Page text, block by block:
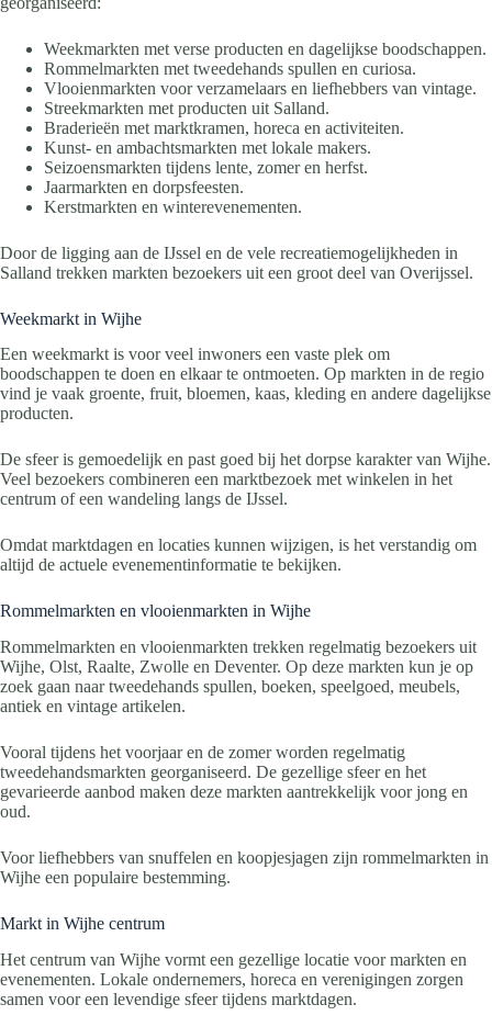
Weekmarkten met verse producten en dagelijkse boodschappen.
Rommelmarkten met tweedehands spullen en curiosa.
Vlooienmarkten voor verzamelaars en liefhebbers van vintage.
Streekmarkten met producten uit Salland.
Braderieën met marktkramen, horeca en activiteiten.
Kunst- en ambachtsmarkten met lokale makers.
Seizoensmarkten tijdens lente, zomer en herfst.
Jaarmarkten en dorpsfeesten.
Kerstmarkten en winterevenementen.
Door de ligging aan de IJssel en de vele recreatiemogelijkheden in
Salland trekken markten bezoekers uit een groot deel van Overijssel.
Weekmarkt in Wijhe
Een weekmarkt is voor veel inwoners een vaste plek om
boodschappen te doen en elkaar te ontmoeten. Op markten in de regio
vind je vaak groente, fruit, bloemen, kaas, kleding en andere dagelijkse
producten.
De sfeer is gemoedelijk en past goed bij het dorpse karakter van Wijhe.
Veel bezoekers combineren een marktbezoek met winkelen in het
centrum of een wandeling langs de IJssel.
Omdat marktdagen en locaties kunnen wijzigen, is het verstandig om
altijd de actuele evenementinformatie te bekijken.
Rommelmarkten en vlooienmarkten in Wijhe
Rommelmarkten en vlooienmarkten trekken regelmatig bezoekers uit
Wijhe, Olst, Raalte, Zwolle en Deventer. Op deze markten kun je op
zoek gaan naar tweedehands spullen, boeken, speelgoed, meubels,
antiek en vintage artikelen.
Vooral tijdens het voorjaar en de zomer worden regelmatig
tweedehandsmarkten georganiseerd. De gezellige sfeer en het
gevarieerde aanbod maken deze markten aantrekkelijk voor jong en
oud.
Voor liefhebbers van snuffelen en koopjesjagen zijn rommelmarkten in
Wijhe een populaire bestemming.
Markt in Wijhe centrum
Het centrum van Wijhe vormt een gezellige locatie voor markten en
evenementen. Lokale ondernemers, horeca en verenigingen zorgen
samen voor een levendige sfeer tijdens marktdagen.